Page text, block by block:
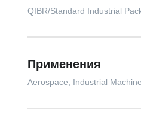
QIBR/Standard Industrial
Применения
Aerospace; Industrial